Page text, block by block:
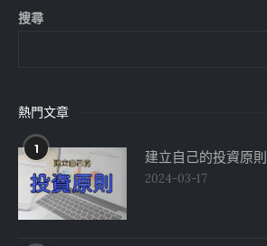
搜尋
熱門文章
1 建立自己的投資原則
2024-03-17